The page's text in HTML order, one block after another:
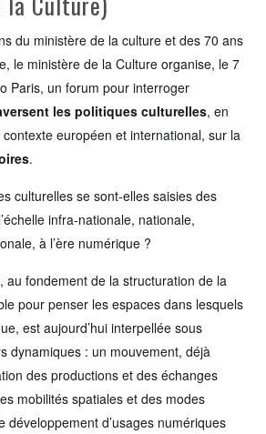
du ministère de la culture et des 70 ans
le ministère de la Culture organise, le 7
Paris, un forum pour interroger
les politiques culturelles, en
européen et international, sur la
.
culturelles se sont-elles saisies des
infra-nationale, nationale,
à l’ère numérique ?
au fondement de la structuration de la
pour penser les espaces dans lesquels
est aujourd’hui interpellée sous
dynamiques : un mouvement, déjà
des productions et des échanges
mobilités spatiales et des modes
développement d’usages numériques